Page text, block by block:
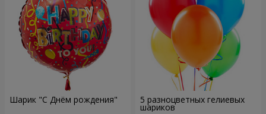
Шарик "С Днём рождения" 5 разноцветных гелиевых
шариков